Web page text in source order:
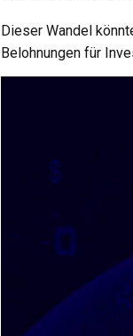
Dieser Wandel
Belohnungen für